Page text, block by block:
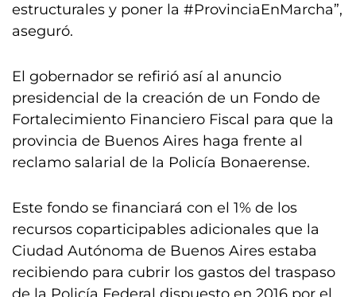
estructurales y poner la #ProvinciaEnMarcha”,
aseguró.
El gobernador se refirió así al anuncio
presidencial de la creación de un Fondo de
Fortalecimiento Financiero Fiscal para que la
provincia de Buenos Aires haga frente al
reclamo salarial de la Policía Bonaerense.
Este fondo se financiará con el 1% de los
recursos coparticipables adicionales que la
Ciudad Autónoma de Buenos Aires estaba
recibiendo para cubrir los gastos del traspaso